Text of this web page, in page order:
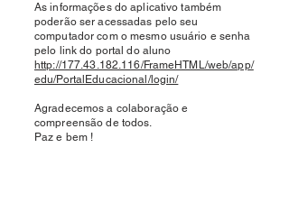
As informações do aplicativo também
poderão ser acessadas pelo seu
computador com o mesmo usuário e senha
pelo link do portal do aluno
http://177.43.182.116/FrameHTML/web/app/
edu/PortalEducacional/login/
Agradecemos a colaboração e
compreensão de todos.
Paz e bem !